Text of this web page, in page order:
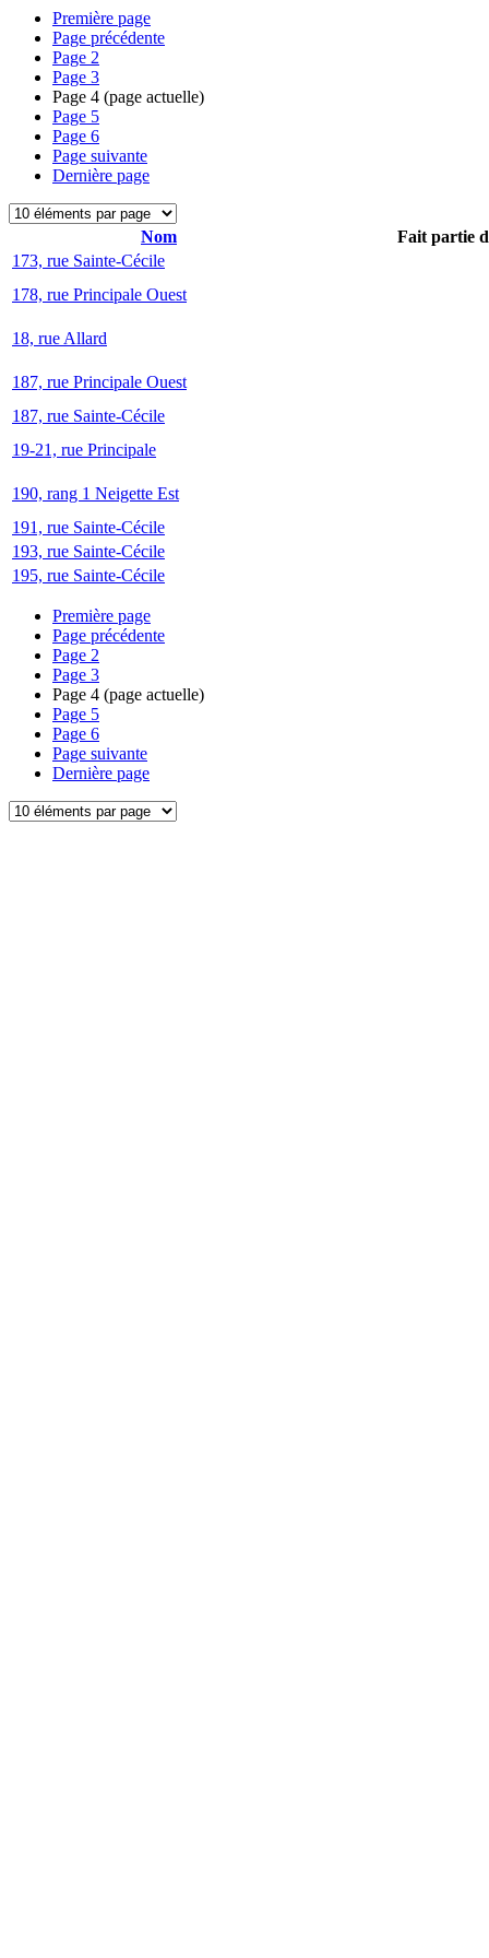
Première page
Page précédente
Page 2
Page 3
Page 4 (page actuelle)
Page 5
Page 6
Page suivante
Dernière page
Nom
Fait partie
173, rue Sainte-Cécile
178, rue Principale Ouest
18, rue Allard
187, rue Principale Ouest
187, rue Sainte-Cécile
19-21, rue Principale
190, rang 1 Neigette Est
191, rue Sainte-Cécile
193, rue Sainte-Cécile
195, rue Sainte-Cécile
Première page
Page précédente
Page 2
Page 3
Page 4 (page actuelle)
Page 5
Page 6
Page suivante
Dernière page